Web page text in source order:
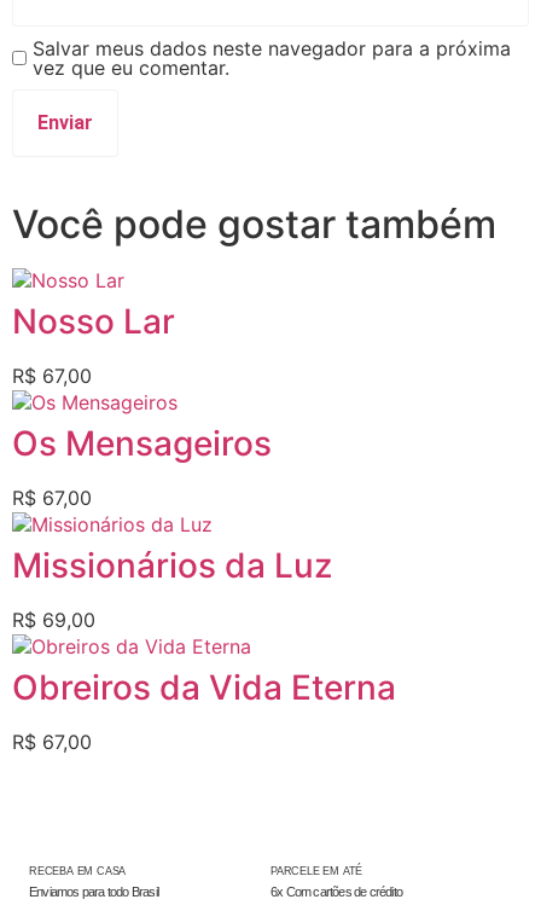
Salvar meus dados neste navegador para a próxima
vez que eu comentar.
Você pode gostar também
Nosso Lar
R$ 67,00
Os Mensageiros
R$ 67,00
Missionários da Luz
R$ 69,00
Obreiros da Vida Eterna
R$ 67,00
RECEBA EM CASA
Enviamos para todo Brasil
PARCELE EM ATÉ
6x Com cartões de crédito